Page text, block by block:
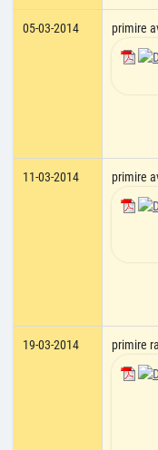
05-03-2014
primire
11-03-2014
primire
19-03-2014
primire